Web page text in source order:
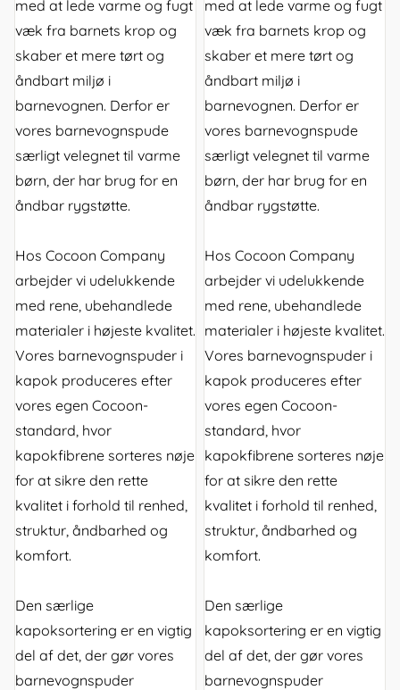
med at lede varme og fugt
væk fra barnets krop og
skaber et mere tørt og
åndbart miljø i
barnevognen. Derfor er
vores barnevognspude
særligt velegnet til varme
børn, der har brug for en
åndbar rygstøtte.
Hos Cocoon Company
arbejder vi udelukkende
med rene, ubehandlede
materialer i højeste kvalitet.
Vores barnevognspuder i
kapok produceres efter
vores egen Cocoon-
standard, hvor
kapokfibrene sorteres nøje
for at sikre den rette
kvalitet i forhold til renhed,
struktur, åndbarhed og
komfort.
Den særlige
kapoksortering er en vigtig
del af det, der gør vores
barnevognspuder
med at lede varme og fugt
væk fra barnets krop og
skaber et mere tørt og
åndbart miljø i
barnevognen. Derfor er
vores barnevognspude
særligt velegnet til varme
børn, der har brug for en
åndbar rygstøtte.
Hos Cocoon Company
arbejder vi udelukkende
med rene, ubehandlede
materialer i højeste kvalitet.
Vores barnevognspuder i
kapok produceres efter
vores egen Cocoon-
standard, hvor
kapokfibrene sorteres nøje
for at sikre den rette
kvalitet i forhold til renhed,
struktur, åndbarhed og
komfort.
Den særlige
kapoksortering er en vigtig
del af det, der gør vores
barnevognspuder